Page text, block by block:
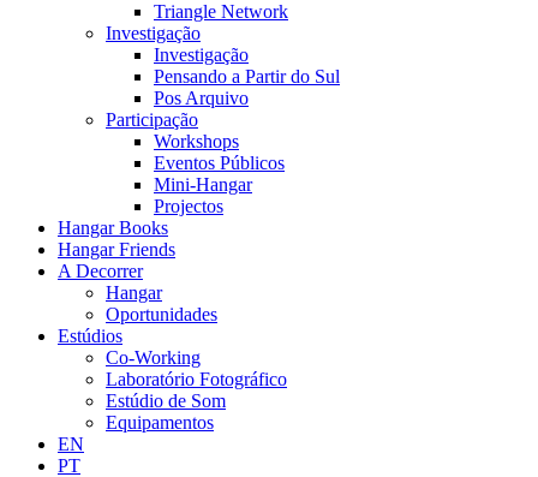
Triangle Network
Investigação
Investigação
Pensando a Partir do Sul
Pos Arquivo
Participação
Workshops
Eventos Públicos
Mini-Hangar
Projectos
Hangar Books
Hangar Friends
A Decorrer
Hangar
Oportunidades
Estúdios
Co-Working
Laboratório Fotográfico
Estúdio de Som
Equipamentos
EN
PT